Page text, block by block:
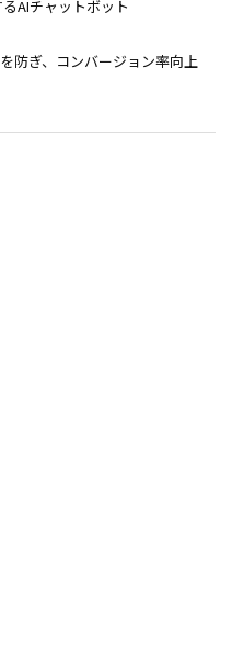
AIチャットボット
防ぎ、コンバージョン率向上